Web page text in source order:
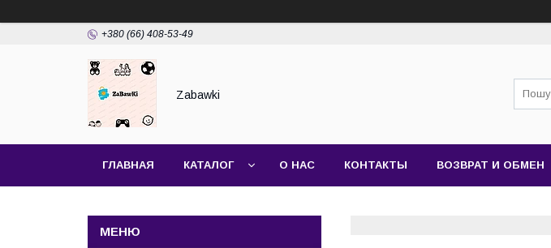
+380 (66) 408-53-49
Zabawki
ГЛАВНАЯ КАТАЛОГ О НАС КОНТАКТЫ ВОЗВРАТ И ОБМЕН